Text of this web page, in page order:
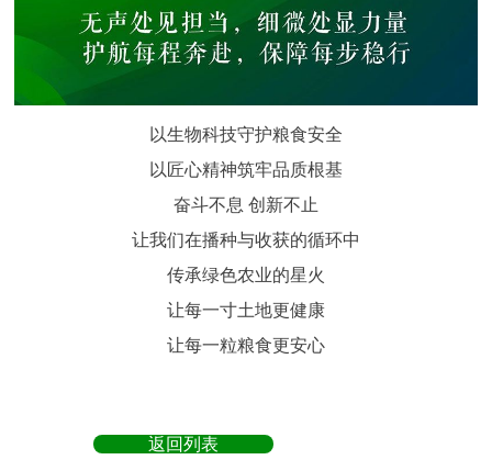
以生物科技守护粮食安全
以匠心精神筑牢品质根基
奋斗不息 创新不止
让我们在播种与收获的循环中
传承绿色农业的星火
让每一寸土地更健康
让每一粒粮食更安心
返回列表